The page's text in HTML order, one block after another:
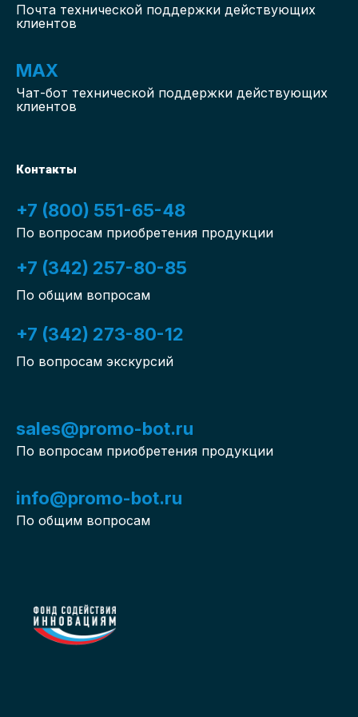
Почта технической поддержки действующих
клиентов
MAX
Чат-бот технической поддержки действующих
клиентов
Контакты
+7 (800) 551-65-48
По вопросам приобретения продукции
+7 (342) 257-80-85
По общим вопросам
+7 (342) 273-80-12
По вопросам экскурсий
sales@promo-bot.ru
По вопросам приобретения продукции
info@promo-bot.ru
По общим вопросам